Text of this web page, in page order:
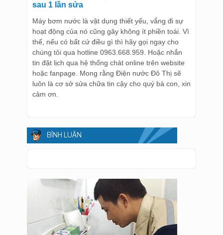
sau 1 lần sửa
Máy bơm nước là vật dụng thiết yếu, vắng đi sự
hoạt động của nó cũng gây không ít phiền toái. Vì
thế, nếu có bất cứ điều gì thì hãy gọi ngay cho
chúng tôi qua hotline 0963.668.959. Hoặc nhắn
tin đặt lịch qua hệ thống chát online trên website
hoặc fanpage. Mong rằng Điện nước Đô Thị sẽ
luôn là cơ sở sửa chữa tin cậy cho quý bà con, xin
cảm ơn.
BÌNH LUẬN